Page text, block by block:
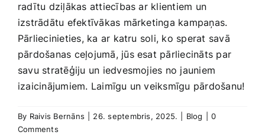
radītu ​dziļākas attiecības‍ ar klientiem un
izstrādātu efektīvākas mārketinga kampaņas. ​
Pārliecinieties, ka ar katru soli, ko sperat savā
pārdošanas ceļojumā, jūs esat‌ pārliecināts par
savu stratēģiju un iedvesmojies no jauniem
izaicinājumiem. Laimīgu un veiksmīgu pārdošanu!
By Raivis Bernāns 26. septembris, 2025. Blog
0
Comments